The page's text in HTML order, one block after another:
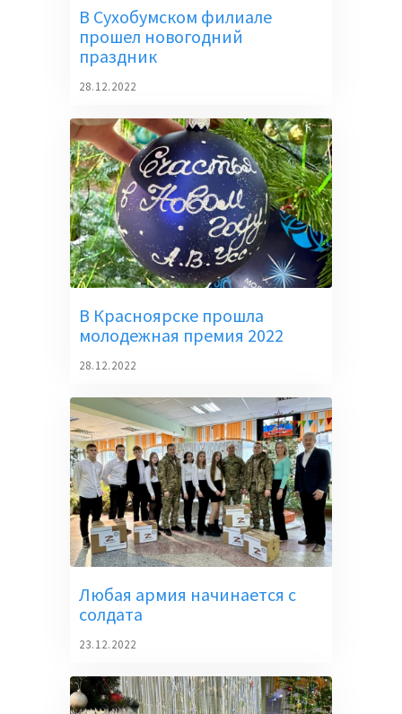
В Сухобумском филиале
прошел новогодний
праздник
28.12.2022
В Красноярске прошла
молодежная премия 2022
28.12.2022
Любая армия начинается с
солдата
23.12.2022